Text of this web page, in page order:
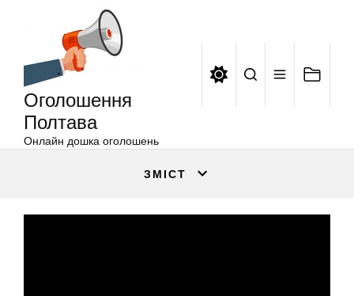
Оголошення
Полтава
Онлайн дошка оголошень
ЗМІСТ